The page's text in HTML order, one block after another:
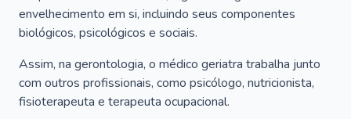
envelhecimento em si, incluindo seus componentes
biológicos, psicológicos e sociais.
Assim, na gerontologia, o médico geriatra trabalha junto
com outros profissionais, como psicólogo, nutricionista,
fisioterapeuta e terapeuta ocupacional.